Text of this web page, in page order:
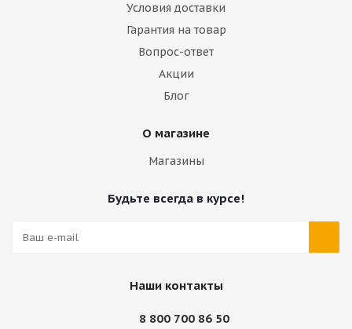
Условия доставки
Гарантия на товар
Вопрос-ответ
Акции
Блог
О магазине
Магазины
Будьте всегда в курсе!
Наши контакты
8 800 700 86 50